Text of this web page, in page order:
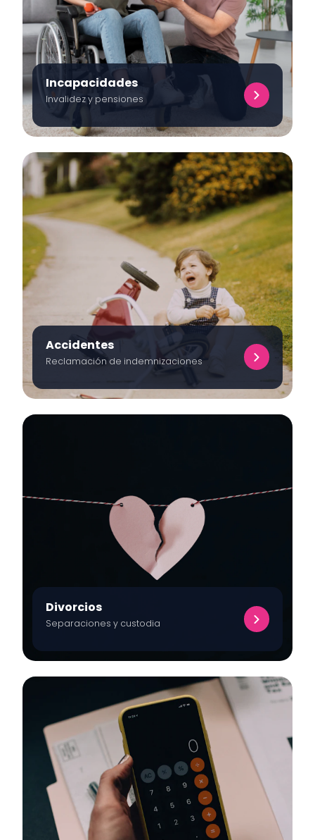
Incapacidades
Invalidez y pensiones
Accidentes
Reclamación de indemnizaciones
Divorcios
Separaciones y custodia